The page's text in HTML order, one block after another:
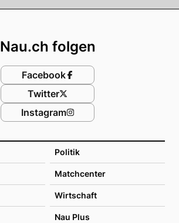
Politik
Matchcenter
Wirtschaft
Nau Plus
Nau.ch folgen
Facebook
Twitter
Instagram